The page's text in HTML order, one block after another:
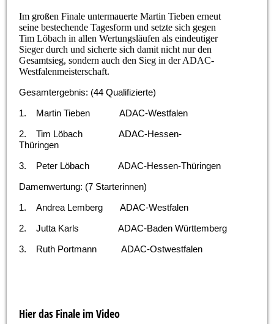
Im großen Finale untermauerte Martin Tieben erneut
seine bestechende Tagesform und setzte sich gegen
Tim Löbach in allen Wertungsläufen als eindeutiger
Sieger durch und sicherte sich damit nicht nur den
Gesamtsieg, sondern auch den Sieg in der ADAC-
Westfalenmeisterschaft.
Gesamtergebnis: (44 Qualifizierte)
1. Martin Tieben ADAC-Westfalen
2.Tim Löbach ADAC-Hessen-
Thüringen
3. Peter Löbach ADAC-Hessen-Thüringen
Damenwertung: (7 Starterinnen)
1.Andrea Lemberg ADAC-Westfalen
2.Jutta Karls ADAC-Baden Württemberg
3. Ruth Portmann ADAC-Ostwestfalen
Hier das Finale im Video